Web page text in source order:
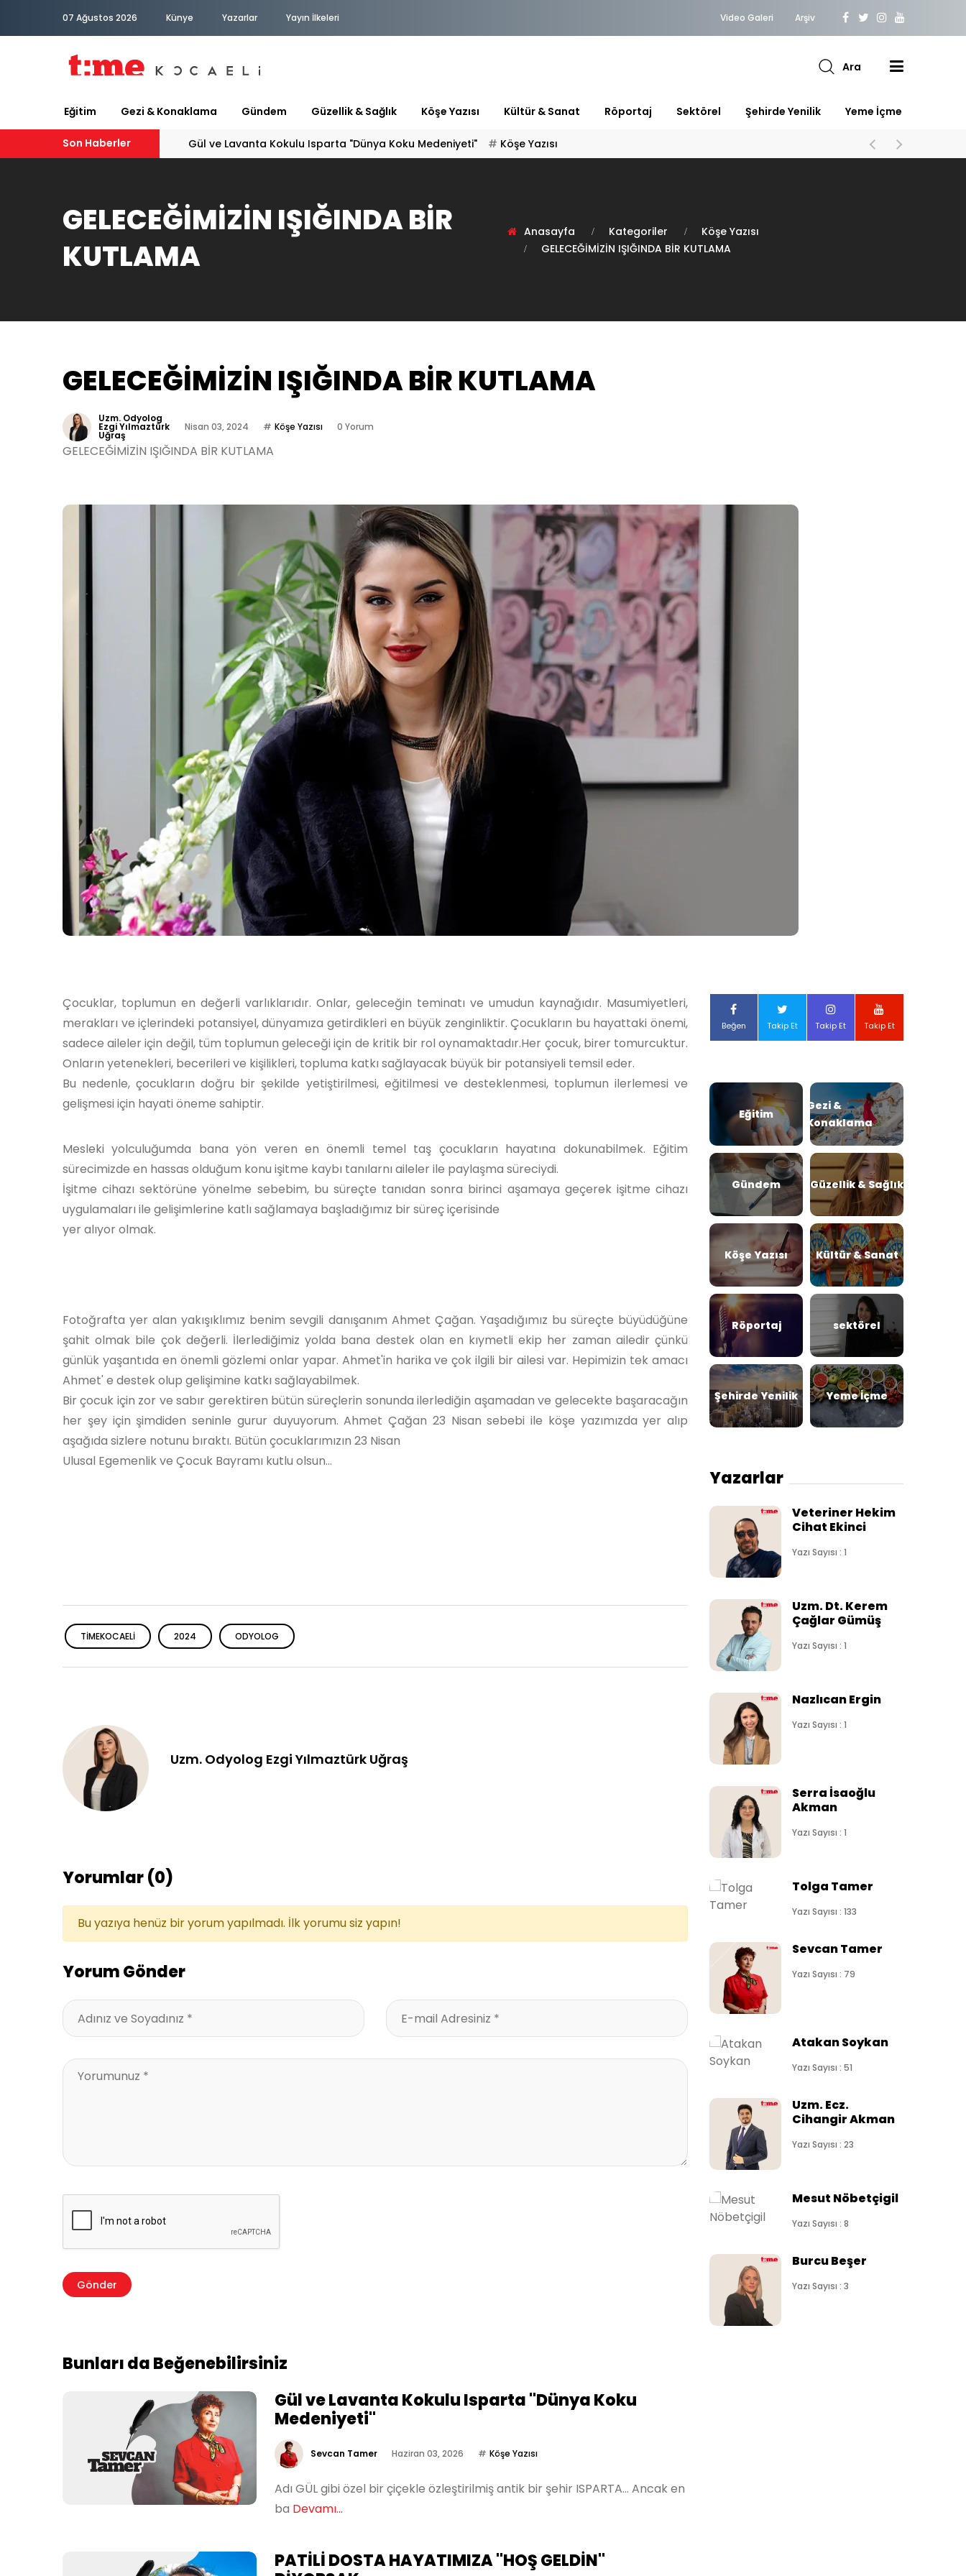
07 Ağustos 2026 Künye Yazarlar Yayın İlkeleri Video Galeri Arşiv
Ara
Eğitim Gezi & Konaklama Gündem Güzellik & Sağlık Köşe Yazısı Kültür & Sanat Röportaj Sektörel Şehirde Yenilik Yeme İçme
Son Haberler Gül ve Lavanta Kokulu Isparta "Dünya Koku Medeniyeti" Köşe Yazısı
GELECEĞİMİZİN IŞIĞINDA BİR
KUTLAMA
Anasayfa Kategoriler
Köşe Yazısı
GELECEĞİMİZİN IŞIĞINDA BİR KUTLAMA
GELECEĞİMİZİN IŞIĞINDA BİR KUTLAMA
Uzm. Odyolog
Ezgi Yılmaztürk
Uğraş
Nisan 03, 2024 Köşe Yazısı 0 Yorum
GELECEĞİMİZİN IŞIĞINDA BİR KUTLAMA
Çocuklar, toplumun en değerli varlıklarıdır. Onlar, geleceğin teminatı ve umudun kaynağıdır. Masumiyetleri,
merakları ve içlerindeki potansiyel, dünyamıza getirdikleri en büyük zenginliktir. Çocukların bu hayattaki önemi,
sadece aileler için değil, tüm toplumun geleceği için de kritik bir rol oynamaktadır.Her çocuk, birer tomurcuktur.
Onların yetenekleri, becerileri ve kişilikleri, topluma katkı sağlayacak büyük bir potansiyeli temsil eder.
Bu nedenle, çocukların doğru bir şekilde yetiştirilmesi, eğitilmesi ve desteklenmesi, toplumun ilerlemesi ve
gelişmesi için hayati öneme sahiptir.
Mesleki yolculuğumda bana yön veren en önemli temel taş çocukların hayatına dokunabilmek. Eğitim
sürecimizde en hassas olduğum konu işitme kaybı tanılarnı aileler ile paylaşma süreciydi.
İşitme cihazı sektörüne yönelme sebebim, bu süreçte tanıdan sonra birinci aşamaya geçerek işitme cihazı
uygulamaları ile gelişimlerine katlı sağlamaya başladığımız bir süreç içerisinde
yer alıyor olmak.
Fotoğrafta yer alan yakışıklımız benim sevgili danışanım Ahmet Çağan. Yaşadığımız bu süreçte büyüdüğüne
şahit olmak bile çok değerli. İlerlediğimiz yolda bana destek olan en kıymetli ekip her zaman ailedir çünkü
günlük yaşantıda en önemli gözlemi onlar yapar. Ahmet'in harika ve çok ilgili bir ailesi var. Hepimizin tek amacı
Ahmet' e destek olup gelişimine katkı sağlayabilmek.
Bir çocuk için zor ve sabır gerektiren bütün süreçlerin sonunda ilerlediğin aşamadan ve gelecekte başaracağın
her şey için şimdiden seninle gurur duyuyorum. Ahmet Çağan 23 Nisan sebebi ile köşe yazımızda yer alıp
aşağıda sizlere notunu bıraktı. Bütün çocuklarımızın 23 Nisan
Ulusal Egemenlik ve Çocuk Bayramı kutlu olsun...
TIMEKOCAELI 2024 ODYOLOG
Uzm. Odyolog Ezgi Yılmaztürk Uğraş
Yorumlar (0)
Bu yazıya henüz bir yorum yapılmadı. İlk yorumu siz yapın!
Yorum Gönder
Bunları da Beğenebilirsiniz
Gül ve Lavanta Kokulu Isparta "Dünya Koku
Medeniyeti"
Sevcan Tamer Haziran 03, 2026 Köşe Yazısı
Adı GÜL gibi özel bir çiçekle özleştirilmiş antik bir şehir ISPARTA… Ancak en
ba Devamı...
PATİLİ DOSTA HAYATIMIZA "HOŞ GELDİN"
Beğen Takip Et Takip Et Takip Et
Eğitim
Gezi &
Konaklama
Gündem Güzellik & Sağlık
Köşe Yazısı Kültür & Sanat
Röportaj sektörel
Şehirde Yenilik Yeme İçme
Yazarlar
Veteriner Hekim
Cihat Ekinci
Yazı Sayısı : 1
Uzm. Dt. Kerem
Çağlar Gümüş
Yazı Sayısı : 1
Nazlıcan Ergin
Yazı Sayısı : 1
Serra İsaoğlu
Akman
Yazı Sayısı : 1
Tolga Tamer
Yazı Sayısı : 133
Sevcan Tamer
Yazı Sayısı : 79
Atakan Soykan
Yazı Sayısı : 51
Uzm. Ecz.
Cihangir Akman
Yazı Sayısı : 23
Mesut Nöbetçigil
Yazı Sayısı : 8
Burcu Beşer
Yazı Sayısı : 3